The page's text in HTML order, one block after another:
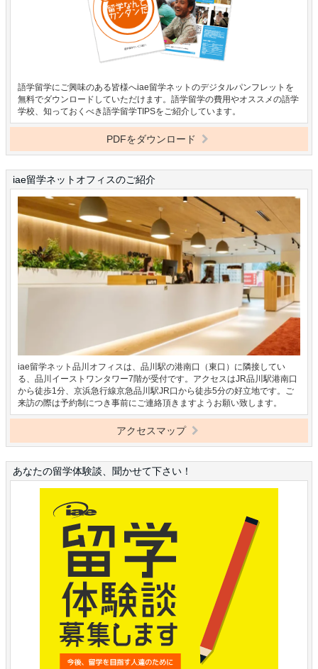
語学留学にご興味のある皆様へiae留学ネットのデジタルパンフレットを
無料でダウンロードしていただけます。語学留学の費用やオススメの語学
学校、知っておくべき語学留学TIPSをご紹介しています。
PDFをダウンロード
iae留学ネットオフィスのご紹介
iae留学ネット品川オフィスは、品川駅の港南口（東口）に隣接してい
る、品川イーストワンタワー7階が受付です。アクセスはJR品川駅港南口
から徒歩1分、京浜急行線京急品川駅JR口から徒歩5分の好立地です。ご
来訪の際は予約制につき事前にご連絡頂きますようお願い致します。
アクセスマップ
あなたの留学体験談、聞かせて下さい！